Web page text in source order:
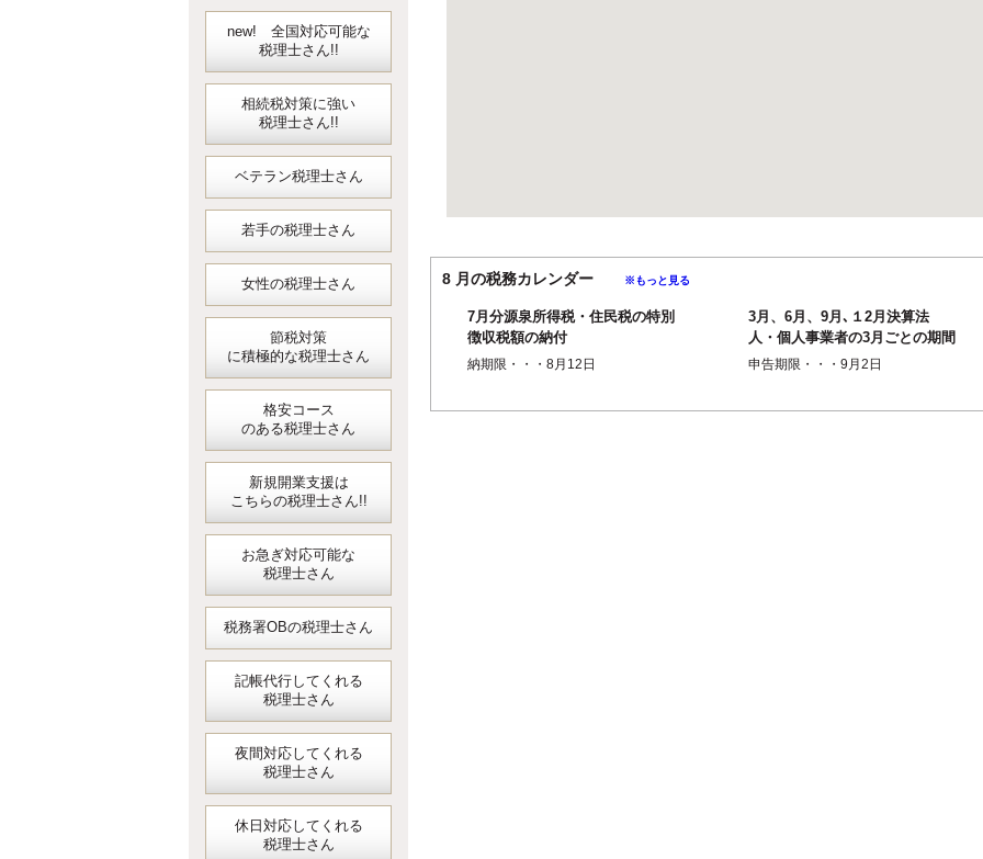
new! 全国対応可能な
税理士さん!!
相続税対策に強い
税理士さん!!
ベテラン税理士さん
若手の税理士さん
女性の税理士さん
節税対策
に積極的な税理士さん
格安コース
のある税理士さん
新規開業支援は
こちらの税理士さん!!
お急ぎ対応可能な
税理士さん
税務署OBの税理士さん
記帳代行してくれる
税理士さん
夜間対応してくれる
税理士さん
休日対応してくれる
税理士さん
8 月の税務カレンダー ※もっと見る
7月分源泉所得税・住民税の特別
徴収税額の納付
納期限・・・8月12日
3月、6月、9月､１2月決算法
人・個人事業者の3月ごとの期間
短縮に係る確定申告＜消費税・
申告期限・・・9月2日